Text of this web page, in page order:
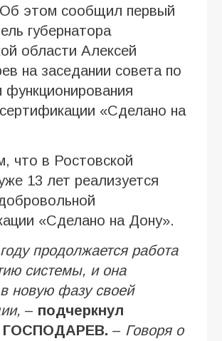
этом сообщил первый
губернатора
области Алексей
на заседании совета по
функционирования
«Сделано на
что в Ростовской
13 лет реализуется
«Сделано на Дону».
продолжается работа
системы, и она
в новую фазу своей
– подчеркнул
ГОСПОДАРЕВ. – Говоря о